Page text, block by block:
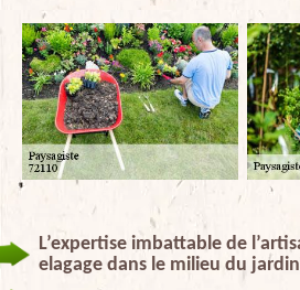
L’expertise imbattable de
elagage dans le milieu du